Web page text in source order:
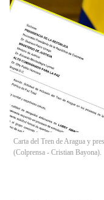
Carta del Tren de Aragua y
(Colprensa - Cristian Bayona).